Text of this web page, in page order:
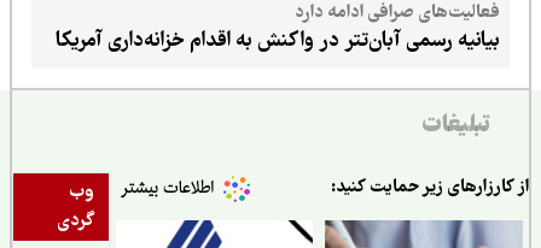
فعالیت‌های صرافی ادامه دارد
بیانیه رسمی آبان‌تتر در واکنش به اقدام خزانه‌داری آمریکا
تبلیغات
وب
گردی
زیر حمایت کنید: